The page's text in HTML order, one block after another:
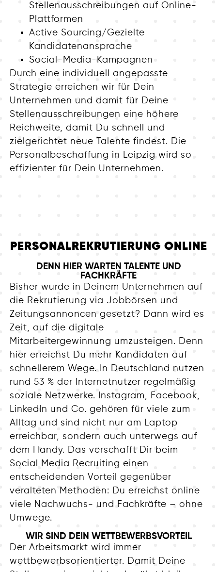
Stellenausschreibungen auf Online-
Plattformen
Active Sourcing/Gezielte
Kandidatenansprache
Social-Media-Kampagnen
Durch eine individuell angepasste
Strategie erreichen wir für Dein
Unternehmen und damit für Deine
Stellenausschreibungen eine höhere
Reichweite, damit Du schnell und
zielgerichtet neue Talente findest. Die
Personalbeschaffung in Leipzig wird so
effizienter für Dein Unternehmen.
PERSONALREKRUTIERUNG ONLINE
DENN HIER WARTEN TALENTE UND
FACHKRÄFTE
Bisher wurde in Deinem Unternehmen auf
die Rekrutierung via Jobbörsen und
Zeitungsannoncen gesetzt? Dann wird es
Zeit, auf die digitale
Mitarbeitergewinnung umzusteigen. Denn
hier erreichst Du mehr Kandidaten auf
schnellerem Wege. In Deutschland nutzen
rund 53 % der Internetnutzer regelmäßig
soziale Netzwerke. Instagram, Facebook,
LinkedIn und Co. gehören für viele zum
Alltag und sind nicht nur am Laptop
erreichbar, sondern auch unterwegs auf
dem Handy. Das verschafft Dir beim
Social Media Recruiting einen
entscheidenden Vorteil gegenüber
veralteten Methoden: Du erreichst online
viele Nachwuchs- und Fachkräfte – ohne
Umwege.
WIR SIND DEIN WETTBEWERBSVORTEIL
Der Arbeitsmarkt wird immer
wettbewerbsorientierter. Damit Deine